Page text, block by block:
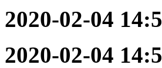
2020-02-04
2020-02-04